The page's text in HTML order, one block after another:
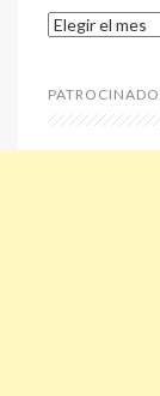
Archivos